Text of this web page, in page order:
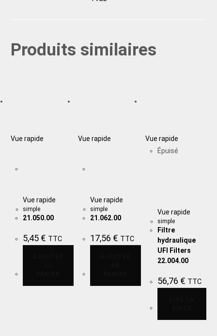
Produits similaires
Vue rapide
Vue rapide
simple
21.050.00
5,45 € TTC
Vue rapide
Vue rapide
simple
21.062.00
17,56 € TTC
Vue rapide
Épuisé
Vue rapide
simple
Filtre
hydraulique
UFI Filters
22.004.00
56,76 € TTC